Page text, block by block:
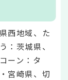
西地域、た
：茨城県、
ーン：タ
宮崎県、切